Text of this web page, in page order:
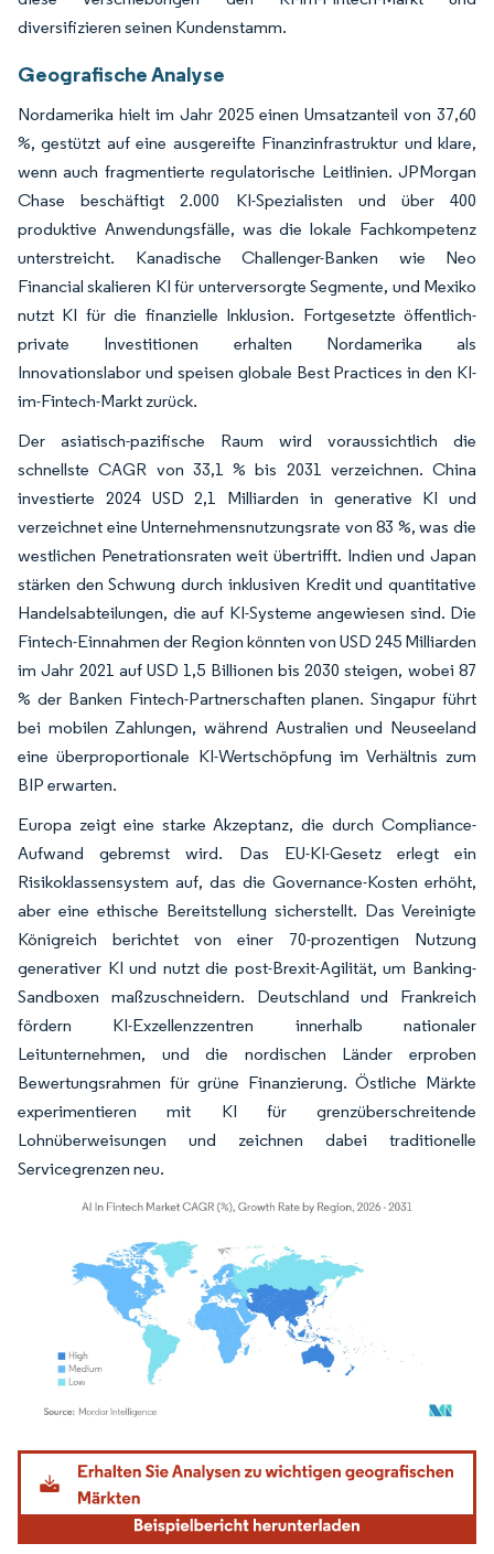
diversifizieren seinen Kundenstamm.
Geografische Analyse
Nordamerika hielt im Jahr 2025 einen Umsatzanteil von 37,60
%, gestützt auf eine ausgereifte Finanzinfrastruktur und klare,
wenn auch fragmentierte regulatorische Leitlinien. JPMorgan
Chase beschäftigt 2.000 KI-Spezialisten und über 400
produktive Anwendungsfälle, was die lokale Fachkompetenz
unterstreicht. Kanadische Challenger-Banken wie Neo
Financial skalieren KI für unterversorgte Segmente, und Mexiko
nutzt KI für die finanzielle Inklusion. Fortgesetzte öffentlich-
private Investitionen erhalten Nordamerika als
Innovationslabor und speisen globale Best Practices in den KI-
im-Fintech-Markt zurück.
Der asiatisch-pazifische Raum wird voraussichtlich die
schnellste CAGR von 33,1 % bis 2031 verzeichnen. China
investierte 2024 USD 2,1 Milliarden in generative KI und
verzeichnet eine Unternehmensnutzungsrate von 83 %, was die
westlichen Penetrationsraten weit übertrifft. Indien und Japan
stärken den Schwung durch inklusiven Kredit und quantitative
Handelsabteilungen, die auf KI-Systeme angewiesen sind. Die
Fintech-Einnahmen der Region könnten von USD 245 Milliarden
im Jahr 2021 auf USD 1,5 Billionen bis 2030 steigen, wobei 87
% der Banken Fintech-Partnerschaften planen. Singapur führt
bei mobilen Zahlungen, während Australien und Neuseeland
eine überproportionale KI-Wertschöpfung im Verhältnis zum
BIP erwarten.
Europa zeigt eine starke Akzeptanz, die durch Compliance-
Aufwand gebremst wird. Das EU-KI-Gesetz erlegt ein
Risikoklassensystem auf, das die Governance-Kosten erhöht,
aber eine ethische Bereitstellung sicherstellt. Das Vereinigte
Königreich berichtet von einer 70-prozentigen Nutzung
generativer KI und nutzt die post-Brexit-Agilität, um Banking-
Sandboxen maßzuschneidern. Deutschland und Frankreich
fördern KI-Exzellenzzentren innerhalb nationaler
Leitunternehmen, und die nordischen Länder erproben
Bewertungsrahmen für grüne Finanzierung. Östliche Märkte
experimentieren mit KI für grenzüberschreitende
Lohnüberweisungen und zeichnen dabei traditionelle
Servicegrenzen neu.
Bild © Mordor Intelligence. Wiederverwendung erfordert Namensnennung gemäß